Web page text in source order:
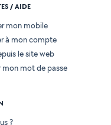
/ AIDE
mon mobile
à mon compte
le site web
mot de passe
?